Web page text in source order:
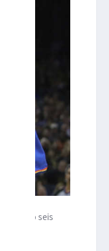
repartió seis